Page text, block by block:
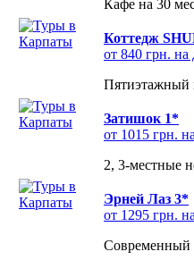
Кафе на 30
Коттедж
от 840 грн. на
Пятиэтажный
Затишок 1*
от 1015 грн.
2, 3-местные
Эрней Лаз 3*
от 1295 грн.
Современный